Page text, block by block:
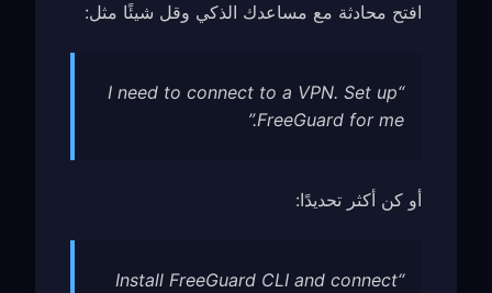
افتح محادثة مع مساعدك الذكي وقل شيئًا مثل:
“I need to connect to a VPN. Set up
FreeGuard for me.”
أو كن أكثر تحديدًا:
“Install FreeGuard CLI and connect